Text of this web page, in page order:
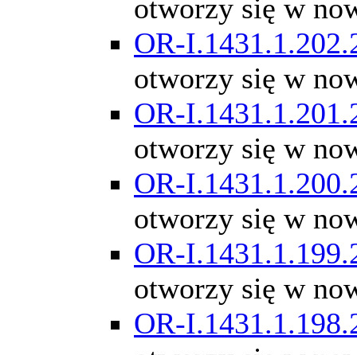
otworzy się w
OR-
otworzy się w
OR-
otworzy się w
OR-
otworzy się w
OR-
otworzy się w
OR-